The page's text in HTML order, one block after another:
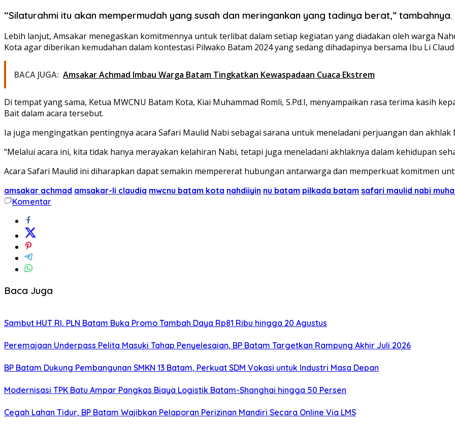
“Silaturahmi itu akan mempermudah yang susah dan meringankan yang tadinya berat,” tambahnya.
Lebih lanjut, Amsakar menegaskan komitmennya untuk terlibat dalam setiap kegiatan yang diadakan oleh warga
Kota agar diberikan kemudahan dalam kontestasi Pilwako Batam 2024 yang sedang dihadapinya bersama Ibu Li
BACA JUGA: Amsakar Achmad Imbau Warga Batam Tingkatkan Kewaspadaan Cuaca Ekstrem
Di tempat yang sama, Ketua MWCNU Batam Kota, Kiai Muhammad Romli, S.Pd.I, menyampaikan rasa terima kasih
Bait dalam acara tersebut.
Ia juga mengingatkan pentingnya acara Safari Maulid Nabi sebagai sarana untuk meneladani perjuangan dan akhlak
“Melalui acara ini, kita tidak hanya merayakan kelahiran Nabi, tetapi juga meneladani akhlaknya dalam kehidupan
Acara Safari Maulid ini diharapkan dapat semakin mempererat hubungan antarwarga dan memperkuat komitmen
amsakar achmad amsakar-li claudia mwcnu batam kota nahdiiyin nu batam pilkada batam safari maulid nabi
Komentar
Baca Juga
Sambut HUT RI, PLN Batam Buka Promo Tambah Daya Rp81 Ribu hingga 20 Agustus
Peremajaan Underpass Pelita Masuki Tahap Penyelesaian, BP Batam Targetkan Rampung Akhir Juli 2026
BP Batam Dukung Pembangunan SMKN 13 Batam, Perkuat SDM Vokasi untuk Industri Masa Depan
Modernisasi TPK Batu Ampar Pangkas Biaya Logistik Batam-Shanghai hingga 50 Persen
Cegah Lahan Tidur, BP Batam Wajibkan Pelaporan Perizinan Mandiri Secara Online Via LMS